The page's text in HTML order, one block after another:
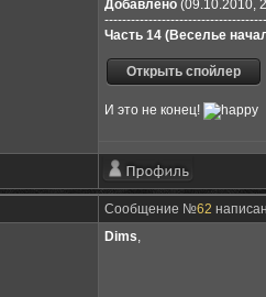
Добавлено (09.10.2010,
Часть 14 (Веселье
И это не конец!
Сообщение №62
Dims,